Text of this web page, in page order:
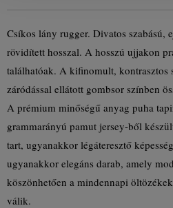
Csíkos lány rugger. Divatos szabású,
rövidített hosszal. A hosszú ujjakon
találhatóak. A kifinomult, kontrasztos
záródással ellátott gombsor színben
A prémium minőségű anyag puha
grammarányú pamut jersey-ből
tart, ugyanakkor légáteresztő
ugyanakkor elegáns darab, amely
köszönhetően a mindennapi
válik.